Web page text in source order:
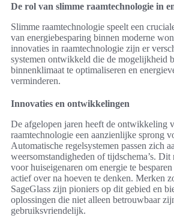
De rol van slimme raamtechnologie in
Slimme raamtechnologie speelt een
van energiebesparing binnen moderne
innovaties in raamtechnologie zijn er
systemen ontwikkeld die de mogelijkheid
binnenklimaat te optimaliseren en
verminderen.
Innovaties en ontwikkelingen
De afgelopen jaren heeft de ontwikkeling
raamtechnologie een aanzienlijke sprong
Automatische regelsystemen passen zich
weersomstandigheden of tijdschema’s.
voor huiseigenaren om energie te
actief over na hoeven te denken. Merken
SageGlass zijn pioniers op dit gebied en
oplossingen die niet alleen betrouwbaar
gebruiksvriendelijk.